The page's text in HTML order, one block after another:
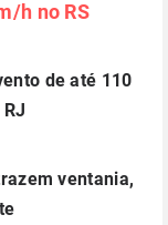
h no RS
de até 110
ventania,